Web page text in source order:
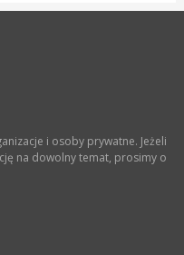
i osoby prywatne. Jeżeli
na dowolny temat, prosimy o